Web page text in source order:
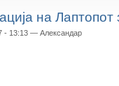
на
- 13:13 — Александар